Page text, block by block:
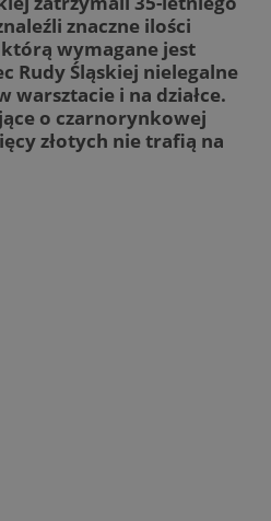
znaczne ilości
wymagane jest
Rudy Śląskiej nielegalne
warsztacie i na działce.
o czarnorynkowej
złotych nie trafią na